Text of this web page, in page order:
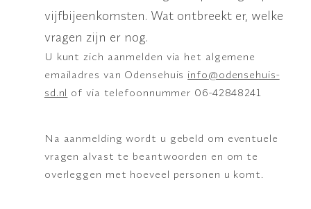
vijfbijeenkomsten. Wat ontbreekt er, welke
vragen zijn er nog.
U kunt zich aanmelden via het algemene
emailadres van Odensehuis info@odensehuis-
sd.nl of via telefoonnummer 06-42848241
Na aanmelding wordt u gebeld om eventuele
vragen alvast te beantwoorden en om te
overleggen met hoeveel personen u komt.